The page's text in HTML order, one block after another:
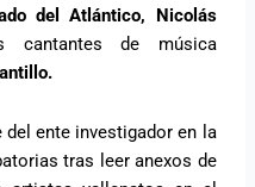
del Atlántico, Nicolás
de música
ente investigador en la
tras leer anexos de